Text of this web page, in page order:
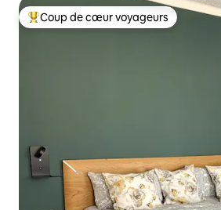
Coups de cœur voyageurs les plus
Coup de cœur voyageurs